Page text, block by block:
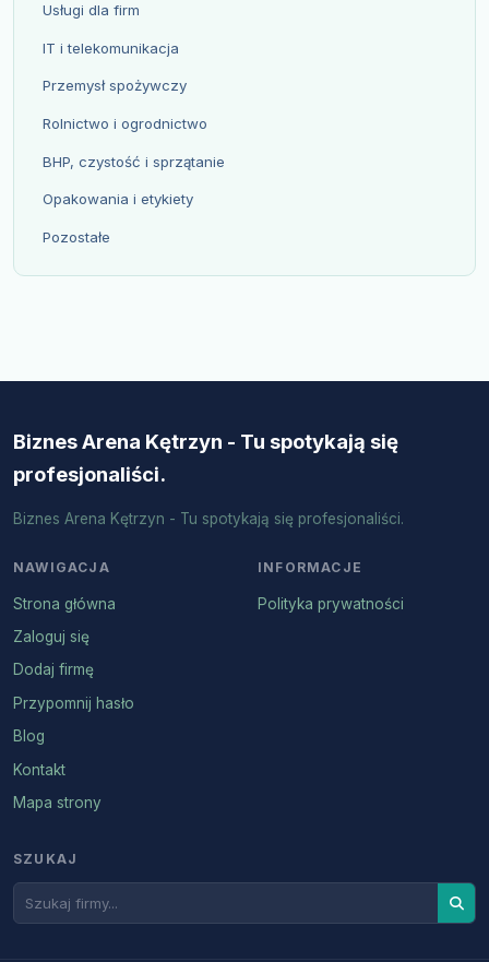
Usługi dla firm
IT i telekomunikacja
Przemysł spożywczy
Rolnictwo i ogrodnictwo
BHP, czystość i sprzątanie
Opakowania i etykiety
Pozostałe
Biznes Arena Kętrzyn - Tu spotykają się
profesjonaliści.
Biznes Arena Kętrzyn - Tu spotykają się profesjonaliści.
NAWIGACJA
Strona główna
Zaloguj się
Dodaj firmę
Przypomnij hasło
Blog
Kontakt
Mapa strony
INFORMACJE
Polityka prywatności
SZUKAJ